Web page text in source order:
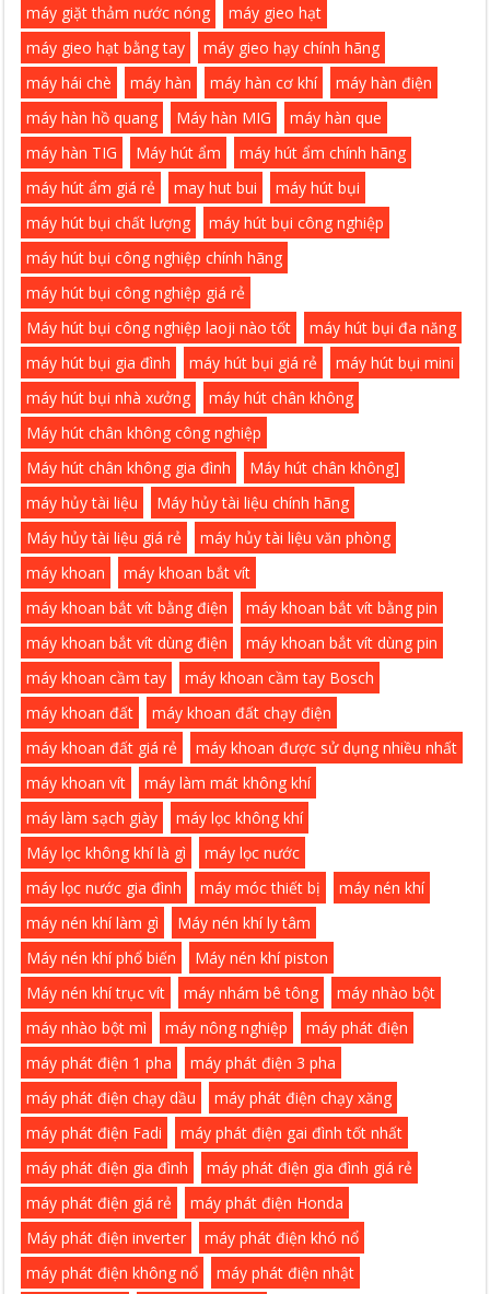
máy giặt thảm nước nóng
máy gieo hạt
máy gieo hạt bằng tay
máy gieo hạy chính hãng
máy hái chè
máy hàn máy hàn cơ khí
máy hàn điện
máy hàn hồ quang
Máy hàn MIG
máy hàn que
máy hàn TIG
Máy hút ẩm
máy hút ẩm chính hãng
máy hút ẩm giá rẻ
may hut bui
máy hút bụi
máy hút bụi chất lượng
máy hút bụi công nghiệp
máy hút bụi công nghiệp chính hãng
máy hút bụi công nghiệp giá rẻ
Máy hút bụi công nghiệp laoji nào tốt
máy hút bụi đa năng
máy hút bụi gia đình
máy hút bụi giá rẻ
máy hút bụi mini
máy hút bụi nhà xưởng
máy hút chân không
Máy hút chân không công nghiệp
Máy hút chân không gia đình
Máy hút chân không]
máy hủy tài liệu
Máy hủy tài liệu chính hãng
Máy hủy tài liệu giá rẻ
máy hủy tài liệu văn phòng
máy khoan
máy khoan bắt vít
máy khoan bắt vít bằng điện
máy khoan bắt vít bằng pin
máy khoan bắt vít dùng điện
máy khoan bắt vít dùng pin
máy khoan cầm tay
máy khoan cầm tay Bosch
máy khoan đất
máy khoan đất chạy điện
máy khoan đất giá rẻ
máy khoan được sử dụng nhiều nhất
máy khoan vít
máy làm mát không khí
máy làm sạch giày
máy lọc không khí
Máy lọc không khí là gì
máy lọc nước
máy lọc nước gia đình
máy móc thiết bị
máy nén khí
máy nén khí làm gì
Máy nén khí ly tâm
Máy nén khí phổ biến
Máy nén khí piston
Máy nén khí trục vít
máy nhám bê tông
máy nhào bột
máy nhào bột mì
máy nông nghiệp
máy phát điện
máy phát điện 1 pha
máy phát điện 3 pha
máy phát điện chạy dầu
máy phát điện chạy xăng
máy phát điện Fadi
máy phát điện gai đình tốt nhất
máy phát điện gia đình
máy phát điện gia đình giá rẻ
máy phát điện giá rẻ
máy phát điện Honda
Máy phát điện inverter
máy phát điện khó nổ
máy phát điện không nổ
máy phát điện nhật